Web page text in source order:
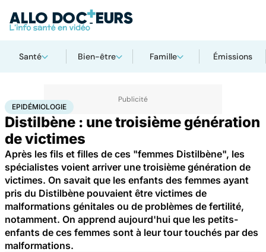
Santé Bien-être Famille Émissions
AccueilSantéMaladies Maladies raresEpidémiologie
EPIDÉMIOLOGIE
Distilbène : une troisième génération
de victimes
Après les fils et filles de ces "femmes Distilbène", les
spécialistes voient arriver une troisième génération de
victimes. On savait que les enfants des femmes ayant
pris du Distilbène pouvaient être victimes de
malformations génitales ou de problèmes de fertilité,
notamment. On apprend aujourd'hui que les petits-
enfants de ces femmes sont à leur tour touchés par des
malformations.